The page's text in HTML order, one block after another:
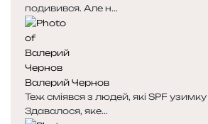
подивився. Але н...
Валерий Чернов
Теж сміявся з людей, які SPF
Здавалося, яке...